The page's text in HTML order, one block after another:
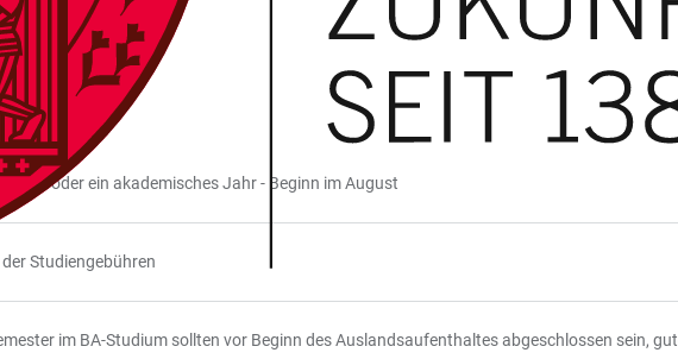
oder ein akademisches Jahr - Beginn im August
der Studiengebühren
im BA-Studium sollten vor Beginn des Auslandsaufenthaltes abgeschlossen sein,